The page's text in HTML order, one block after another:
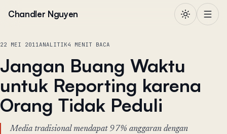
Chandler Nguyen
22 MEI 2011ANALITIK4 MENIT BACA
Jangan Buang Waktu
untuk Reporting karena
Orang Tidak Peduli
Media tradisional mendapat 97% anggaran dengan